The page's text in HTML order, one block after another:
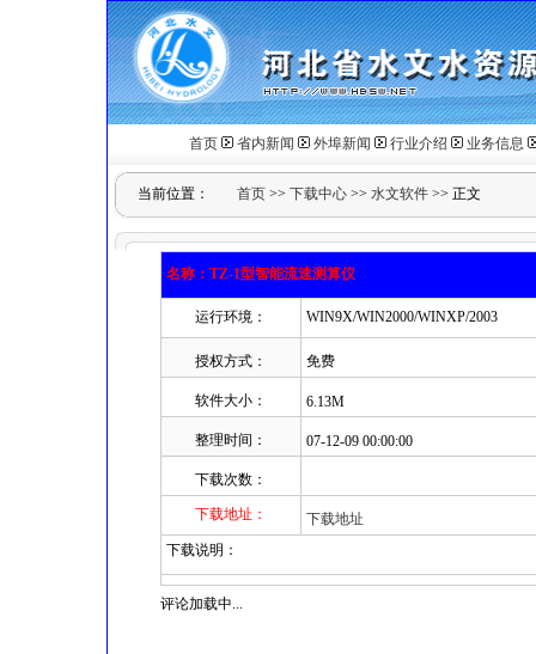
首页 省内新闻 外埠新闻 行业介绍 业务信息
当前位置： 首页 >> 下载中心 >> 水文软件 >> 正文
名称：TZ-1型智能流速测算仪
运行环境： WIN9X/WIN2000/WINXP/2003
授权方式： 免费
软件大小： 6.13M
整理时间： 07-12-09 00:00:00
下载次数：
下载地址：
下载地址
下载说明：
评论加载中...